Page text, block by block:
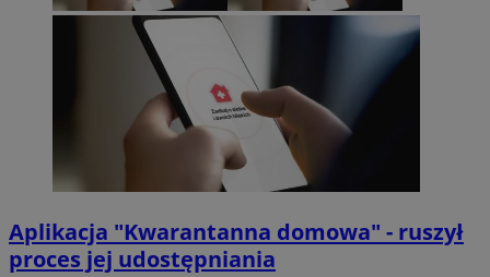
Aplikacja "Kwarantanna domowa" - ruszył
proces jej udostępniania